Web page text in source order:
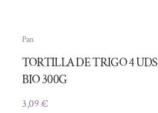
Pan
TORTILLA DE TRIGO 4 UDS
BIO 300G
3,09€